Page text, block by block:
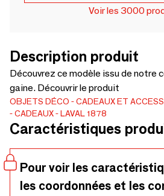
Voir les 3000
Description produit
Découvrez ce modèle issu de notre
gaine. Découvrir le produit
OBJETS DÉCO
CADEAUX ET
CADEAUX
LAVAL 1878
Caractéristiques
Pour voir les
les coordonnées et les